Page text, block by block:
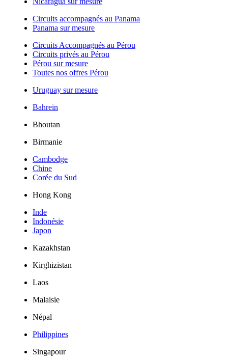
Circuits accompagnés au Panama
Panama sur mesure
Circuits Accompagnés au Pérou
Circuits privés au Pérou
Pérou sur mesure
Toutes nos offres Pérou
Uruguay sur mesure
Bahrein
Bhoutan
Birmanie
Cambodge
Chine
Corée du Sud
Hong Kong
Inde
Indonésie
Japon
Kazakhstan
Kirghizistan
Laos
Malaisie
Népal
Philippines
Singapour